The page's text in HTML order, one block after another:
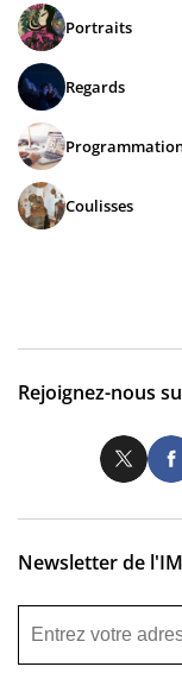
Portraits
Regards
Coulisses
Rejoignez-nous
Newsletter de